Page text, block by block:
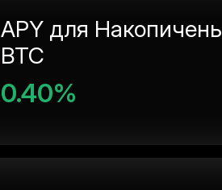
APY для Накопичень
BTC
0.40%